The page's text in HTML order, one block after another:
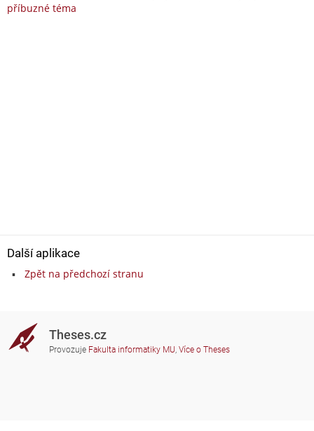
příbuzné téma
Další aplikace
Zpět na předchozí stranu
Theses.cz
Provozuje Fakulta informatiky MU, Více o Theses